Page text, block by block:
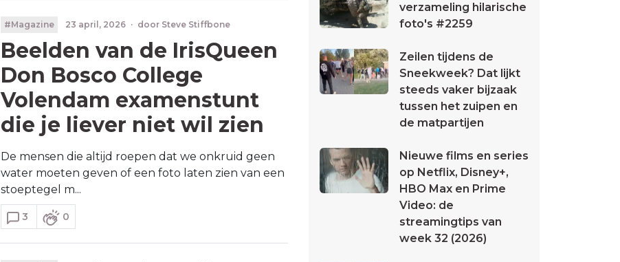
#Magazine 23 april, 2026 · door Steve Stiffbone
Beelden van de IrisQueen
Don Bosco College
Volendam examenstunt
die je liever niet wil zien
De mensen die altijd roepen dat we onkruid geen
water moeten geven of een foto laten zien van een
stoeptegel m...
3 0
verzameling hilarische
foto's #2259
Zeilen tijdens de
Sneekweek? Dat lijkt
steeds vaker bijzaak
tussen het zuipen en
de matpartijen
Nieuwe films en series
op Netflix, Disney+,
HBO Max en Prime
Video: de
streamingtips van
week 32 (2026)